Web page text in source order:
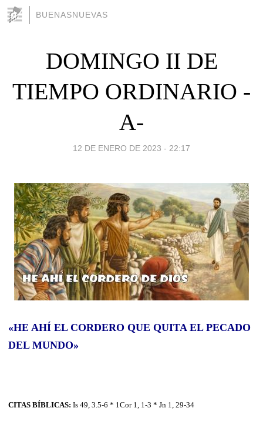
BUENASNUEVAS
DOMINGO II DE
TIEMPO ORDINARIO -
A-
12 DE ENERO DE 2023 - 22:17
«HE AHÍ EL CORDERO QUE QUITA EL PECADO
DEL MUNDO»
CITAS BÍBLICAS: Is 49, 3.5-6 * 1Cor 1, 1-3 * Jn 1, 29-34